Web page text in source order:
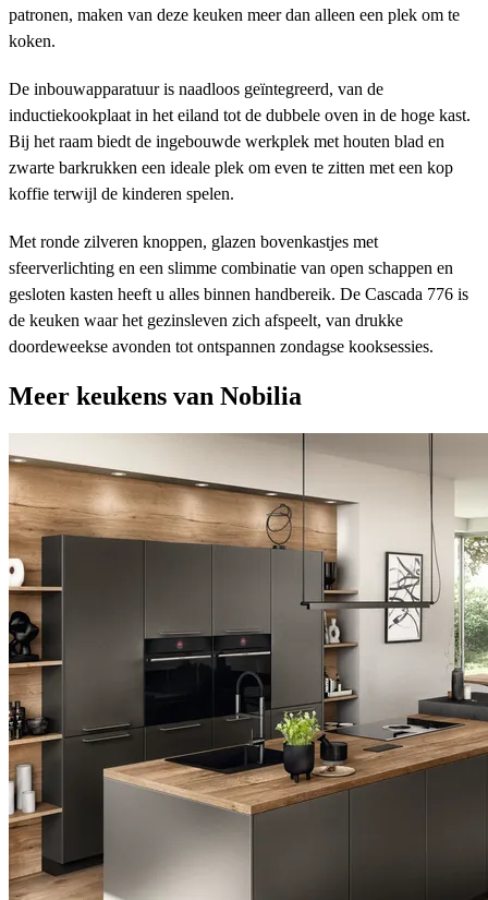
patronen, maken van deze keuken meer dan alleen een plek om te
koken.
De inbouwapparatuur is naadloos geïntegreerd, van de
inductiekookplaat in het eiland tot de dubbele oven in de hoge kast.
Bij het raam biedt de ingebouwde werkplek met houten blad en
zwarte barkrukken een ideale plek om even te zitten met een kop
koffie terwijl de kinderen spelen.
Met ronde zilveren knoppen, glazen bovenkastjes met
sfeerverlichting en een slimme combinatie van open schappen en
gesloten kasten heeft u alles binnen handbereik. De Cascada 776 is
de keuken waar het gezinsleven zich afspeelt, van drukke
doordeweekse avonden tot ontspannen zondagse kooksessies.
Meer keukens van Nobilia